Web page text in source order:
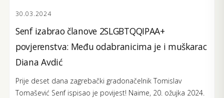
30.03.2024
Senf izabrao članove 2SLGBTQQIPAA+
povjerenstva: Među odabranicima je i muškarac
Diana Avdić
Prije deset dana zagrebački gradonačelnik Tomislav
Tomašević Senf ispisao je povijest! Naime, 20. ožujka 2024.